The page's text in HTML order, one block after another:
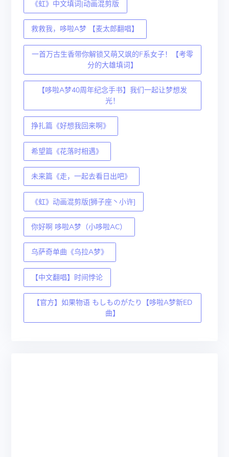
《虹》中文填词|动画混剪版
救救我，哆啦A梦 【麦太郎翻唱】
一首万古生香带你解锁又萌又飒的F系女子！【考零
分的大雄填词】
【哆啦A梦40周年纪念手书】我们一起让梦想发
光！
挣扎篇《好想我回来啊》
希望篇《花落时相遇》
未来篇《走，一起去看日出吧》
《虹》动画混剪版[狮子座丶小许]
你好啊 哆啦A梦（小哆啦AC）
乌萨奇单曲《乌拉A梦》
【中文翻唱】时间悖论
【官方】如果物语 もしものがたり【哆啦A梦新ED
曲】